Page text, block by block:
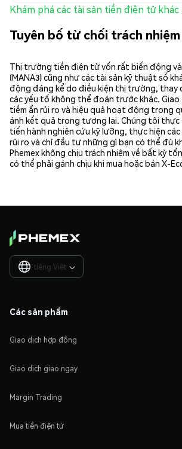
Khám phá các tài sản tiền điện tử khác
Tuyên bố từ chối trách nhiệm
Thị trường tiền điện tử vốn rất biến động và
(MANA3) cũng như các tài sản kỹ thuật số
động đáng kể do điều kiện thị trường, thay
các yếu tố không thể đoán trước khác.
tiềm ẩn rủi ro và hiệu quả hoạt động trong
ánh kết quả trong tương lai. Chúng tôi thực
tiến hành nghiên cứu kỹ lưỡng, thực hiện
rủi ro và chỉ đầu tư những gì bạn có thể đủ
Phemex không chịu trách nhiệm về bất kỳ
có thể phải gánh chịu khi mua hoặc bán X-
tiếng Việt 
Các sản phẩm
Giao dịch hợp đồng
Giao dịch giao ngay
Margin Trading
Mua tiền điện tử